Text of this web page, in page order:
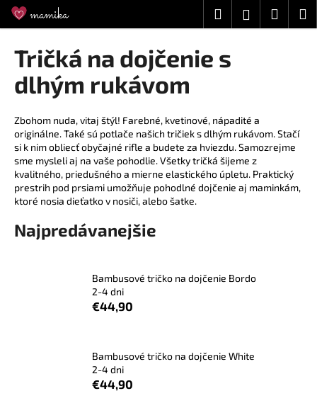
Prejsť
obsah
Hľadať
Tričká na dojčenie s
dlhým rukávom
Zbohom nuda, vitaj štýl! Farebné, kvetinové, nápadité a
originálne. Také sú potlače našich tričiek s dlhým rukávom. Stačí
si k nim obliecť obyčajné rifle a budete za hviezdu. Samozrejme
sme mysleli aj na vaše pohodlie. Všetky tričká šijeme z
kvalitného, priedušného a mierne elastického úpletu. Praktický
prestrih pod prsiami umožňuje pohodlné dojčenie aj maminkám,
ktoré nosia dieťatko v nosiči, alebo šatke.
Najpredávanejšie
Bambusové tričko na dojčenie Bordo
2-4 dni
€44,90
Bambusové tričko na dojčenie White
2-4 dni
€44,90
o
Č
o
p
o
t
r
e
b
u
j